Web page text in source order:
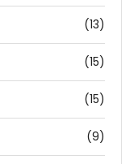
(13)
(15)
(15)
(9)